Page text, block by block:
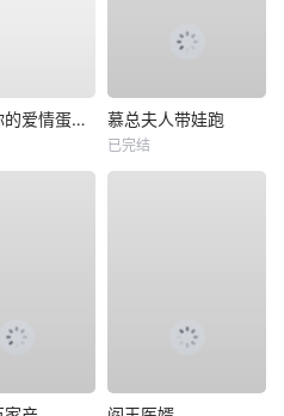
顾总，你的爱情蛋炒饭已送达 慕总夫人带娃跑
已完结